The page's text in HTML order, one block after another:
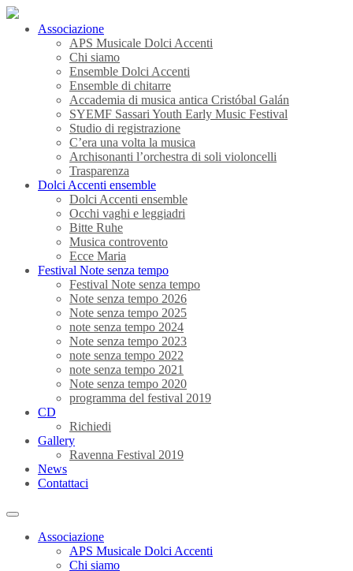
Associazione
APS Musicale Dolci Accenti
Chi siamo
Ensemble Dolci Accenti
Ensemble di chitarre
Accademia di musica antica Cristóbal Galán
SYEMF Sassari Youth Early Music Festival
Studio di registrazione
C’era una volta la musica
Archisonanti l’orchestra di soli violoncelli
Trasparenza
Dolci Accenti ensemble
Dolci Accenti ensemble
Occhi vaghi e leggiadri
Bitte Ruhe
Musica controvento
Ecce Maria
Festival Note senza tempo
Festival Note senza tempo
Note senza tempo 2026
Note senza tempo 2025
note senza tempo 2024
Note senza tempo 2023
note senza tempo 2022
note senza tempo 2021
Note senza tempo 2020
programma del festival 2019
CD
Richiedi
Gallery
Ravenna Festival 2019
News
Contattaci
Associazione
APS Musicale Dolci Accenti
Chi siamo